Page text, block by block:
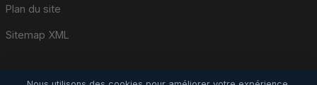
Plan du site
Sitemap XML